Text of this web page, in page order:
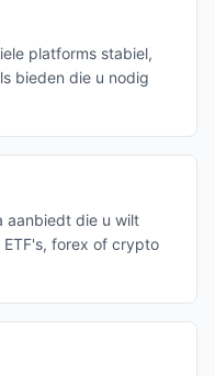
platforms stabiel,
bieden die u nodig
aanbiedt die u wilt
forex of crypto